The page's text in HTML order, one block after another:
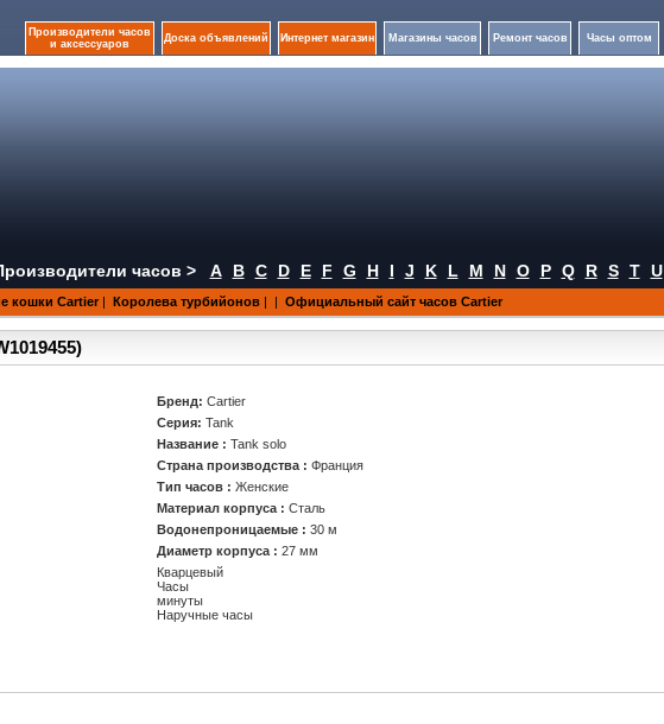
Производители часов
и аксессуаров
Доска объявлений Интернет магазин Магазины часов Ремонт часов Часы оптом
часов > A B C D E F G H I J K L M N O P Q R S T U
кошки Cartier | Королева турбийонов | | Официальный сайт часов Cartier
Бренд:Cartier
Серия:Tank
Название :Tank solo
Страна производства :Франция
Тип часов :Женские
Материал корпуса :Сталь
Водонепроницаемые :30 м
Диаметр корпуса :27 мм
Кварцевый
Часы
минуты
Наручные часы